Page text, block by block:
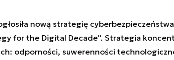
nową strategię
for the Digital Decade". Strategia
odporności, suwerenności